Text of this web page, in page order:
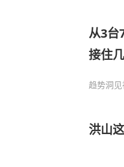
从3台
接住
趋势洞见
洪山